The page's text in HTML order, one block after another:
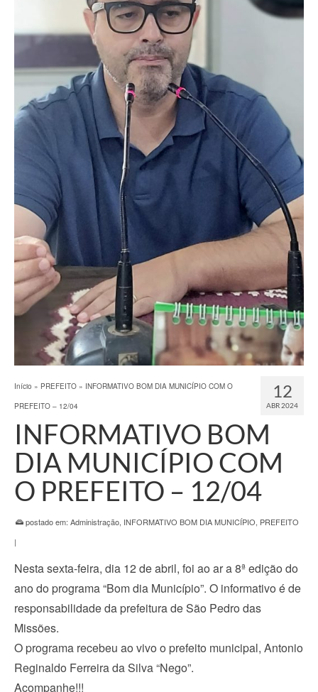
12
ABR 2024
Início » PREFEITO » INFORMATIVO BOM DIA MUNICÍPIO COM O
PREFEITO – 12/04
INFORMATIVO BOM
DIA MUNICÍPIO COM
O PREFEITO – 12/04
postado em: Administração, INFORMATIVO BOM DIA MUNICÍPIO, PREFEITO
|
Nesta sexta-feira, dia 12 de abril, foi ao ar a 8ª edição do
ano do programa “Bom dia Município”. O informativo é de
responsabilidade da prefeitura de São Pedro das
Missões.
O programa recebeu ao vivo o prefeito municipal, Antonio
Reginaldo Ferreira da Silva “Nego”.
Acompanhe!!!